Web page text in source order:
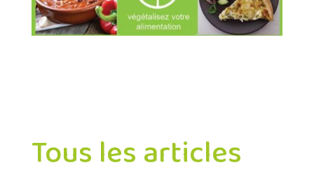
Tous les articles